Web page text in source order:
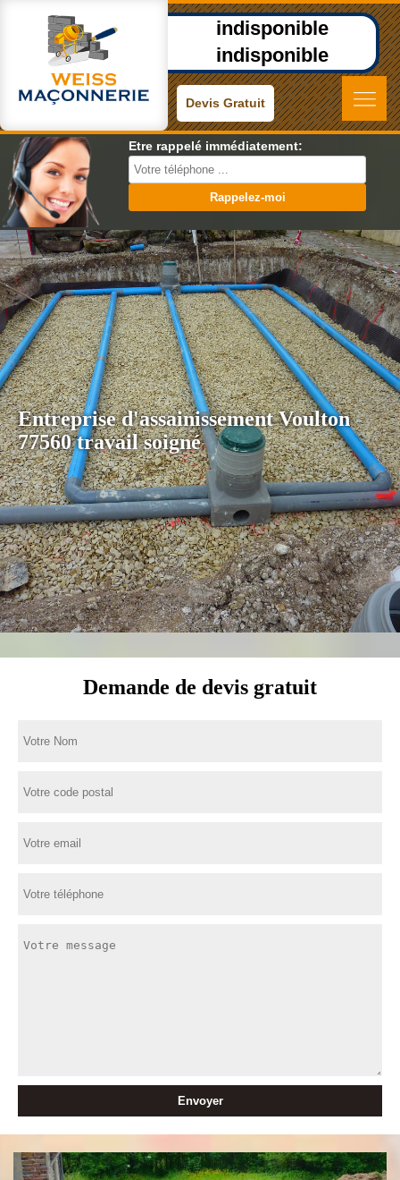
indisponible
indisponible
Devis Gratuit
Etre rappelé immédiatement:
Entreprise d'assainissement Voulton
77560 travail soigné
Demande de devis gratuit